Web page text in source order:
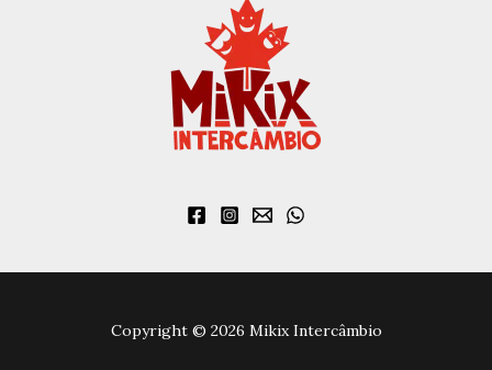
Copyright © 2026 Mikix Intercâmbio